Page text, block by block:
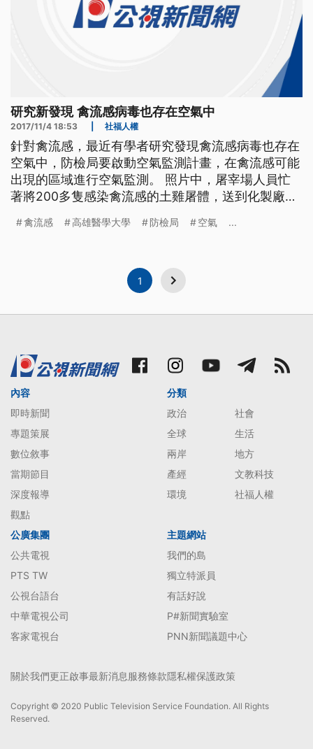
研究新發現 禽流感病毒也存在空氣中
2017/11/4 18:53 社福人權
針對禽流感，最近有學者研究發現禽流感病毒也存在
空氣中，防檢局要啟動空氣監測計畫，在禽流感可能
出現的區域進行空氣監測。 照片中，屠宰場人員忙
著將200多隻感染禽流感的土雞屠體，送到化製廠銷
屏東縣新園鄉一家養雞場，確診感染H5N2禽流感病
禽流感 高雄醫學大學 防檢局 空氣 ...
1
內容
即時新聞
專題策展
數位敘事
當期節目
深度報導
觀點
分類
政治
社會
全球
生活
兩岸
地方
產經
文教科技
環境
社福人權
公廣集團
公共電視
PTS TW
公視台語台
中華電視公司
客家電視台
主題網站
我們的島
獨立特派員
有話好說
P#新聞實驗室
PNN新聞議題中心
關於我們更正啟事最新消息服務條款隱私權保護政策
Copyright © 2020 Public Television Service Foundation. All Rights
Reserved.